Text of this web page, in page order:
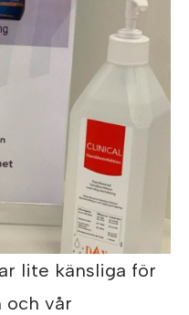
lite känsliga för
och vår